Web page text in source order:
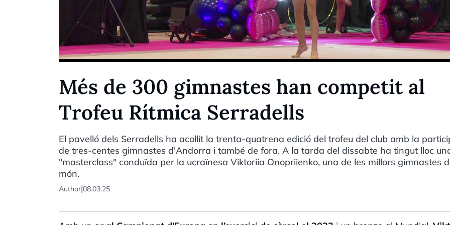
Més de 300 gimnastes han competit al
Trofeu Rítmica Serradells
El pavelló dels Serradells ha acollit la trenta-quatrena edició del trofeu del club amb la
de tres-centes gimnastes d'Andorra i també de fora. A la tarda del dissabte ha tingut lloc
"masterclass" conduïda per la ucraïnesa Viktoriia Onopriienko, una de les millors gimnastes
món.
Author|08.03.25